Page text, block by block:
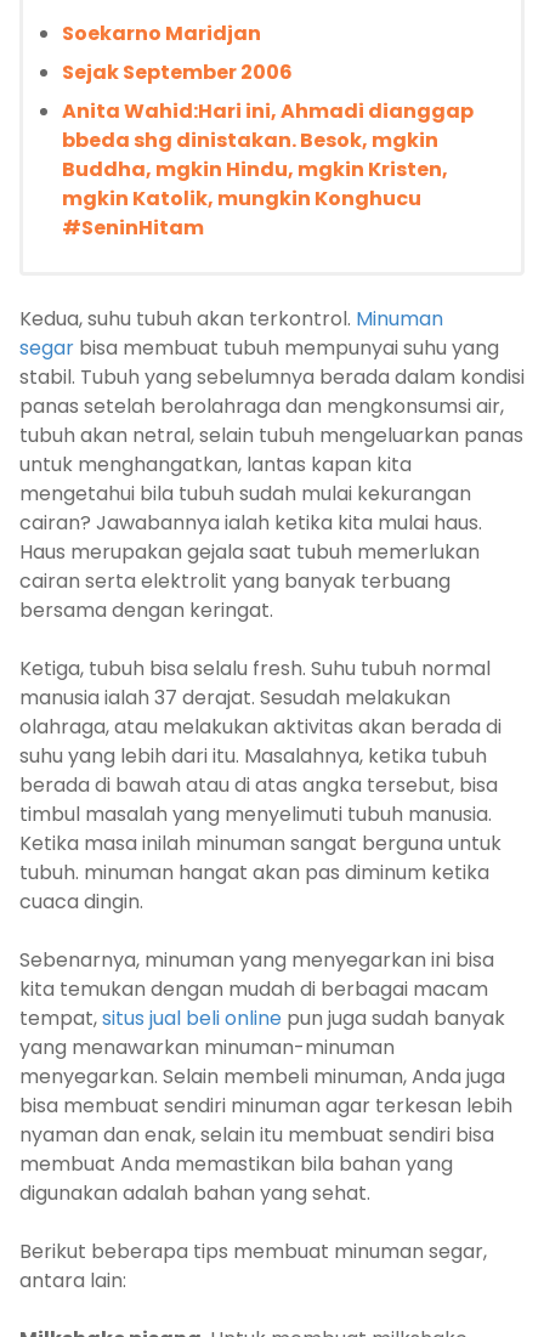
Soekarno Maridjan
Sejak September 2006
Anita Wahid:Hari ini, Ahmadi dianggap
bbeda shg dinistakan. Besok, mgkin
Buddha, mgkin Hindu, mgkin Kristen,
mgkin Katolik, mungkin Konghucu
#SeninHitam
Kedua, suhu tubuh akan terkontrol. Minuman
segar bisa membuat tubuh mempunyai suhu yang
stabil. Tubuh yang sebelumnya berada dalam kondisi
panas setelah berolahraga dan mengkonsumsi air,
tubuh akan netral, selain tubuh mengeluarkan panas
untuk menghangatkan, lantas kapan kita
mengetahui bila tubuh sudah mulai kekurangan
cairan? Jawabannya ialah ketika kita mulai haus.
Haus merupakan gejala saat tubuh memerlukan
cairan serta elektrolit yang banyak terbuang
bersama dengan keringat.
Ketiga, tubuh bisa selalu fresh. Suhu tubuh normal
manusia ialah 37 derajat. Sesudah melakukan
olahraga, atau melakukan aktivitas akan berada di
suhu yang lebih dari itu. Masalahnya, ketika tubuh
berada di bawah atau di atas angka tersebut, bisa
timbul masalah yang menyelimuti tubuh manusia.
Ketika masa inilah minuman sangat berguna untuk
tubuh. minuman hangat akan pas diminum ketika
cuaca dingin.
Sebenarnya, minuman yang menyegarkan ini bisa
kita temukan dengan mudah di berbagai macam
tempat,situs jual beli online pun juga sudah banyak
yang menawarkan minuman-minuman
menyegarkan. Selain membeli minuman, Anda juga
bisa membuat sendiri minuman agar terkesan lebih
nyaman dan enak, selain itu membuat sendiri bisa
membuat Anda memastikan bila bahan yang
digunakan adalah bahan yang sehat.
Berikut beberapa tips membuat minuman segar,
antara lain: